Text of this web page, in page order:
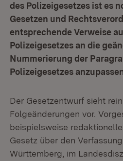
des Polizeigesetzes ist es
Gesetzen und
entsprechende Verweise
Polizeigesetzes an die
Nummerierung der
Polizeigesetzes
Der Gesetzentwurf sieht
Folgeänderungen vor.
beispielsweise
Gesetz über den
Württemberg, im